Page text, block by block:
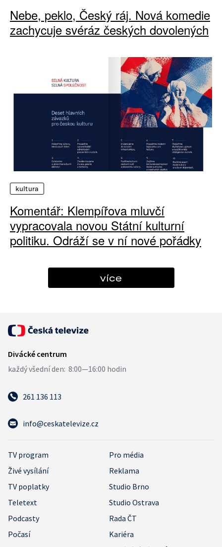
Nebe, peklo, Český ráj. Nová komedie
zachycuje svéráz českých dovolených
kultura
Komentář: Klempířova mluvčí
vypracovala novou Státní kulturní
politiku. Odráží se v ní nové pořádky
více
261 136 113
info@ceskatelevize.cz
TV program
Pro média
Živé vysílání
Reklama
TV poplatky
Studio Brno
Teletext
Studio Ostrava
Podcasty
Rada ČT
Počasí
Kariéra